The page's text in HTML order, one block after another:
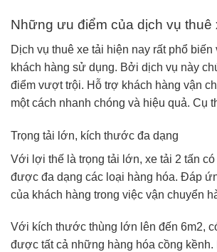
Những ưu điểm của dịch vụ thuê
Dịch vụ thuê xe tải hiện nay rất phổ
khách hàng sử dụng. Bởi dịch vụ này
điểm vượt trội. Hỗ trợ khách hàng vận
một cách nhanh chóng và hiệu quả. Cụ
Trọng tải lớn, kích thước đa dạng
Với lợi thế là trọng tải lớn, xe tải 2 tấn có
được đa dạng các loại hàng hóa. Đáp
của khách hàng trong việc vận chuyển
Với kích thước thùng lớn lên đến 6m2,
được tất cả những hàng hóa cồng kềnh.